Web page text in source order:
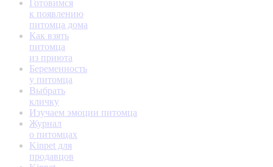
Готовимся
к появлению
питомца дома
Как взять
питомца
из приюта
Беременность
у питомца
Выбрать
кличку
Изучаем эмоции питомца
Журнал
о питомцах
Kinpet для
продавцов